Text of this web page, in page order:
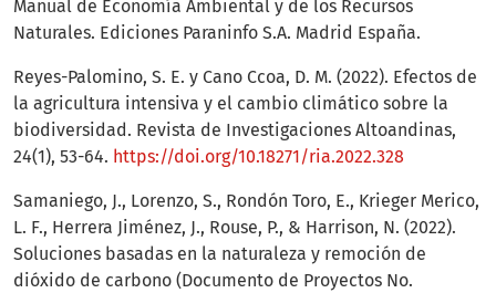
Manual de Economía Ambiental y de los Recursos
Naturales. Ediciones Paraninfo S.A. Madrid España.
Reyes-Palomino, S. E. y Cano Ccoa, D. M. (2022). Efectos de
la agricultura intensiva y el cambio climático sobre la
biodiversidad. Revista de Investigaciones Altoandinas,
24(1), 53-64. https://doi.org/10.18271/ria.2022.328
Samaniego, J., Lorenzo, S., Rondón Toro, E., Krieger Merico,
L. F., Herrera Jiménez, J., Rouse, P., & Harrison, N. (2022).
Soluciones basadas en la naturaleza y remoción de
dióxido de carbono (Documento de Proyectos No.